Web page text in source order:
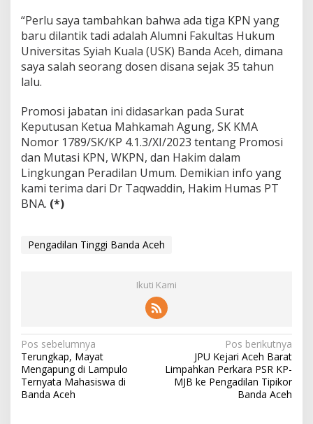
“Perlu saya tambahkan bahwa ada tiga KPN yang
baru dilantik tadi adalah Alumni Fakultas Hukum
Universitas Syiah Kuala (USK) Banda Aceh, dimana
saya salah seorang dosen disana sejak 35 tahun
lalu.
Promosi jabatan ini didasarkan pada Surat
Keputusan Ketua Mahkamah Agung, SK KMA
Nomor 1789/SK/KP 4.1.3/XI/2023 tentang Promosi
dan Mutasi KPN, WKPN, dan Hakim dalam
Lingkungan Peradilan Umum. Demikian info yang
kami terima dari Dr Taqwaddin, Hakim Humas PT
BNA. (*)
Pengadilan Tinggi Banda Aceh
Ikuti Kami
N
a
v
Pos sebelumnya
Terungkap, Mayat
Mengapung di Lampulo
Ternyata Mahasiswa di
Banda Aceh
Pos berikutnya
JPU Kejari Aceh Barat
Limpahkan Perkara PSR KP-
MJB ke Pengadilan Tipikor
Banda Aceh